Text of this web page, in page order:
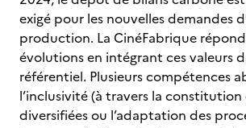
exigé pour les nouvelles demandes
production. La CinéFabrique
évolutions en intégrant ces valeurs
référentiel. Plusieurs compétences
l’inclusivité (à travers la constitution
diversifiées ou l’adaptation des